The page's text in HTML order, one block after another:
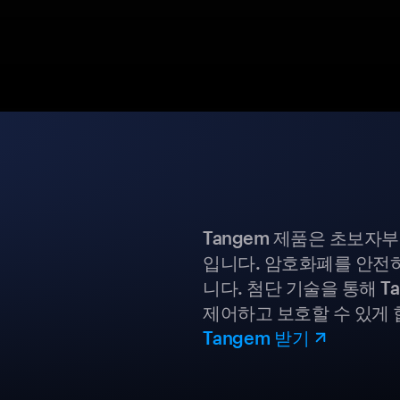
Tangem 제품은 초보자
입니다. 암호화폐를 안전
니다. 첨단 기술을 통해
제어하고 보호할 수 있게
Tangem 받기